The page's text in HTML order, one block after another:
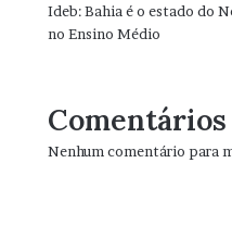
Ideb: Bahia é o estado do
no Ensino Médio
Comentários
Nenhum comentário para